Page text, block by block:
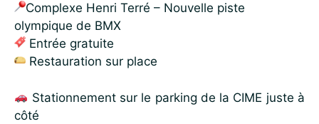
Complexe Henri Terré – Nouvelle piste
olympique de BMX
Entrée gratuite
Restauration sur place
Stationnement sur le parking de la CIME juste à
côté